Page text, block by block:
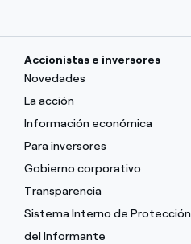
Accionistas e inversores
Novedades
La acción
Información económica
Para inversores
Gobierno corporativo
Transparencia
Sistema Interno de Protección
del Informante